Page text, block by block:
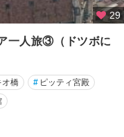
29
一人旅③（ドツボに
オ橋 # ピッティ宮殿